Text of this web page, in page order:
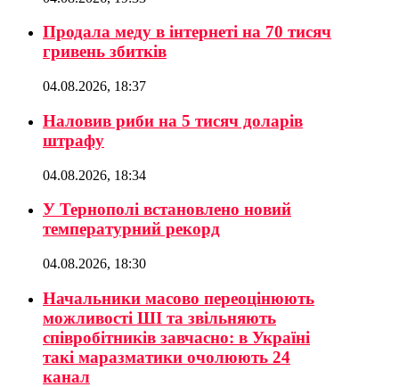
Продала меду в інтернеті на 70 тисяч
гривень збитків
04.08.2026, 18:37
Наловив риби на 5 тисяч доларів
штрафу
04.08.2026, 18:34
У Тернополі встановлено новий
температурний рекорд
04.08.2026, 18:30
Начальники масово переоцінюють
можливості ШІ та звільняють
співробітників завчасно: в Україні
такі маразматики очолюють 24
канал